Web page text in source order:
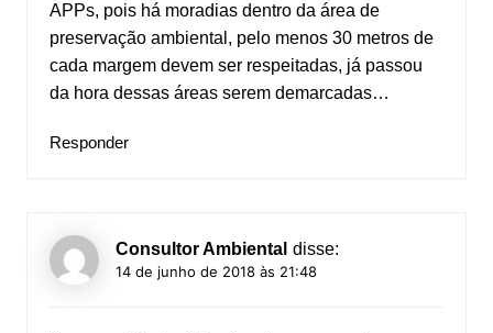
APPs, pois há moradias dentro da área de
preservação ambiental, pelo menos 30 metros de
cada margem devem ser respeitadas, já passou
da hora dessas áreas serem demarcadas…
Responder
Consultor Ambiental disse:
14 de junho de 2018 às 21:48